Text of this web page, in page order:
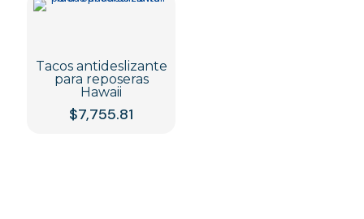
opciones
se
pueden
elegir
Tacos antideslizante
para reposeras
Hawaii
$7,755.81